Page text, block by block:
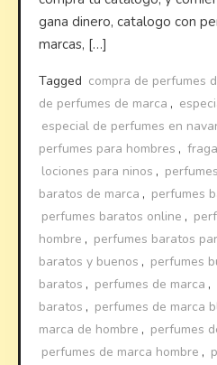
gana dinero, catalogo con
marcas, […]
Tagged compra de perfumes
de perfumes de marca ,
especial de perfumes en
perfumes para hombres ,
lociones para ninos ,
baratos de marca , perfumes
perfumes baratos online ,
hombre , perfumes baratos
baratos y buenos , perfumes
baratos , perfumes de marca ,
baratos , perfumes de marca
marca de hombre , perfumes
perfumes de marca hombre ,